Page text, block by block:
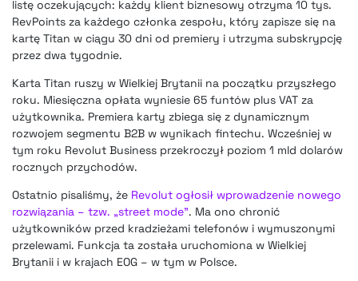
listę oczekujących: każdy klient biznesowy otrzyma 10 tys.
RevPoints za każdego członka zespołu, który zapisze się na
kartę Titan w ciągu 30 dni od premiery i utrzyma subskrypcję
przez dwa tygodnie.
Karta Titan ruszy w Wielkiej Brytanii na początku przyszłego
roku. Miesięczna opłata wyniesie 65 funtów plus VAT za
użytkownika. Premiera karty zbiega się z dynamicznym
rozwojem segmentu B2B w wynikach fintechu. Wcześniej w
tym roku Revolut Business przekroczył poziom 1 mld dolarów
rocznych przychodów.
Ostatnio pisaliśmy, że Revolut ogłosił wprowadzenie nowego
rozwiązania – tzw. „street mode”. Ma ono chronić
użytkowników przed kradzieżami telefonów i wymuszonymi
przelewami. Funkcja ta została uruchomiona w Wielkiej
Brytanii i w krajach EOG – w tym w Polsce.